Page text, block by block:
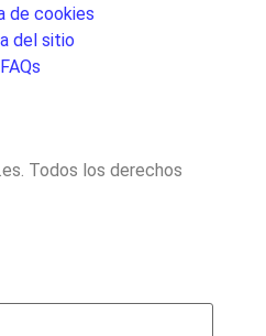
de cookies
del sitio
FAQs
. Todos los derechos